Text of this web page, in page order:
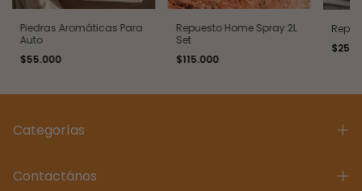
Piedras Aromáticas Para
Auto
$55.000
Repuesto Home Spray 2L
Set
$115.000
Categorías
Contactános